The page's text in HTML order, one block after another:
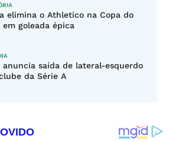
elimina o Athletico na Copa do
em goleada épica
anuncia saída de lateral-esquerdo
da Série A